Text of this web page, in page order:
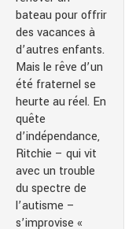
bateau pour offrir
des vacances à
d’autres enfants.
Mais le rêve d’un
été fraternel se
heurte au réel. En
quête
d’indépendance,
Ritchie – qui vit
avec un trouble
du spectre de
l’autisme –
s’improvise «